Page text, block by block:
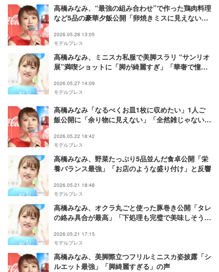
高橋みなみ、“最強の組み合わせ”で作った鶏肉料理
など5品の豪華夕飯公開「卵焼きミスに見えない」
2026.05.28 13:05
モデルプレス
高橋みなみ、ミニスカ私服で美脚スラリ “サンリオ
展”満喫ショットに「脚が綺麗すぎ」「華奢で憧
2026.05.27 14:09
モデルプレス
高橋みなみ「なるべくお皿1枚に収めたい」1人ご
飯公開に「余り物に見えない」「全然雑じゃない」
2026.05.22 18:42
モデルプレス
高橋みなみ、野菜たっぷり5品並んだ食卓公開「栄
養バランス最強」「お店のような盛り付け」と反響
2026.05.21 18:48
モデルプレス
高橋みなみ、オクラ丸ごと使った豚巻き公開「タレ
の絡み具合が最高」「下処理も完璧で美味しそう」
2026.05.21 17:15
モデルプレス
高橋みなみ、美脚際立つフリルミニスカ姿披露「シ
ルエット最強」「脚綺麗すぎる」の声